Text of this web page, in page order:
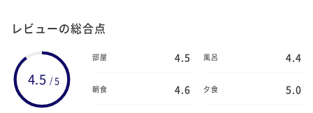
レビューの総合点
4.5 /5
部屋 4.5 風呂 4.4
朝食 4.6 夕食 5.0